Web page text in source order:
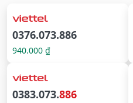
0376.073.886
940.000 ₫
0383.073.886